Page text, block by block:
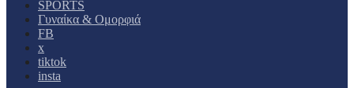
SPORTS
Γυναίκα & Ομορφιά
FB
x
tiktok
insta